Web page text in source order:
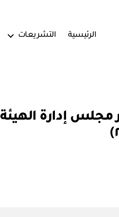
الرئيسية التشريعات
للملكية الفكرية رقم (٣ / ١٢ / ٢٠٢٠) قرار مجلس إدارة الهيئة